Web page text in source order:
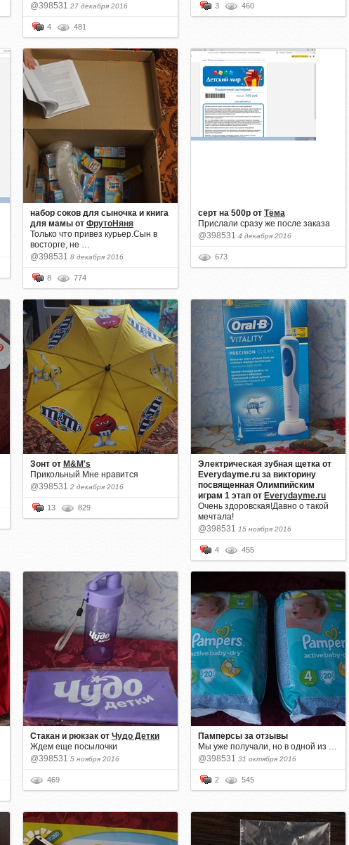
@398531 27 декабря 2016
4 481
3 460
набор соков для сыночка и книга
для мамы от ФрутоНяня
Только что привез курьер.Сын в
восторге, не …
@398531 8 декабря 2016
8 774
серт на 500р от Тёма
Прислали сразу же после заказа
@398531 4 декабря 2016
673
Зонт от M&M's
Прикольный.Мне нравится
@398531 2 декабря 2016
13 829
Электрическая зубная щетка от
Everydayme.ru за викторину
посвященная Олимпийским
играм 1 этап от Everydayme.ru
Очень здоровская!Давно о такой
мечтала!
@398531 15 ноября 2016
4 455
Стакан и рюкзак от Чудо Детки
Ждем еще посылочки
@398531 5 ноября 2016
469
Памперсы за отзывы
Мы уже получали, но в одной из …
@398531 31 октября 2016
2 545